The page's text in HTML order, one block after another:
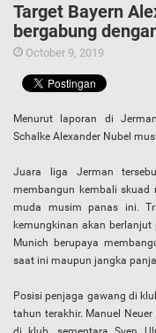
Target Bayern
bergabung
October 9, 2019
Menurut laporan di
Schalke Alexander Nubel
Juara liga Jerman
membangun kembali skuad
muda musim panas ini.
kemungkinan akan
Munich berupaya
saat ini maupun jangka
Posisi penjaga gawang di
tahun terakhir. Manuel